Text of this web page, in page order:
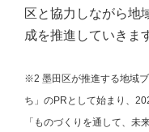
区と協力しながら地
成を推進していきま
※2 墨田区が推進する地域
ち」のPRとして始まり、
「ものづくりを通して、未